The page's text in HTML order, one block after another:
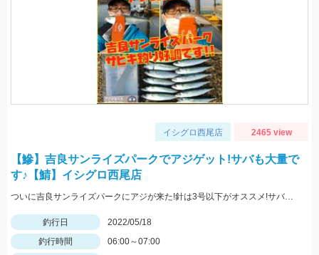
イシグロ西尾店 2465 view
【鰺】吉良サンライズパークでアジゲット!サバも大量で
す♪【鯖】イシグロ西尾店
ついに吉良サンライズパークにアジが来た!針は3号以下がオススメ!サバは大漁!小型のメタルジグでも楽しめます♪
釣行日
2022/05/18
釣行時間
06:00～07:00